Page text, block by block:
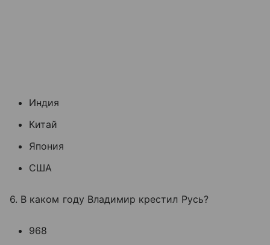
Индия
Китай
Япония
США
6. В каком году Владимир крестил Русь?
968